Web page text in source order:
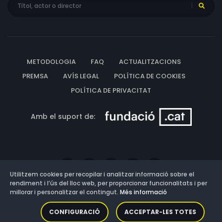
METODOLOGIA FAQ
ACTUALITZACIONS
PREMSA
AVÍS LEGAL
POLÍTICA DE COOKIES
POLÍTICA DE PRIVACITAT
Amb el suport de:
Versió: 3.13.0.202607011342
Utilitzem cookies per recopilar i analitzar informació sobre el
rendiment i l’ús del lloc web, per proporcionar funcionalitats i per
millorar i personalitzar el contingut. Més informació
CONFIGURACIÓ ACCEPTAR-LES TOTES